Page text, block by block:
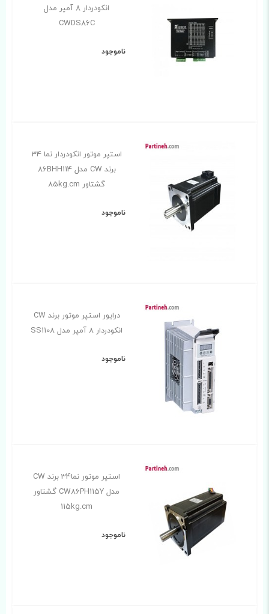
انکودردار 8 آمپر مدل
CWDS86C
ناموجود
استپر موتور انکودردار نما 34
برند CW مدل 86BHH114
گشتاور 85kg.cm
ناموجود
درایور استپر موتور برند CW
انکودردار 8 آمپر مدل SS1108
ناموجود
استپر موتور نما34 برند CW
مدل CW86PH115Y گشتاور
115kg.cm
ناموجود